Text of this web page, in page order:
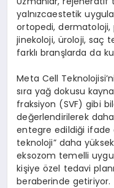
yalnızcaestetik
ortopedi,
jinekoloji, üroloji, saç
farklı branşlarda da
Meta Cell
sıra yağ dokusu
fraksiyon (SVF) gibi
değerlendirilerek
entegre edildiği ifade
teknoloji” daha
eksozom temelli
kişiye özel tedavi
beraberinde getiriyor.